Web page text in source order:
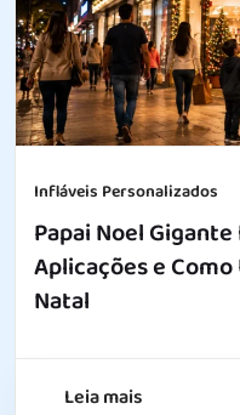
Infláveis Personalizados
Papai Noel
Aplicações e
Natal
Leia mais